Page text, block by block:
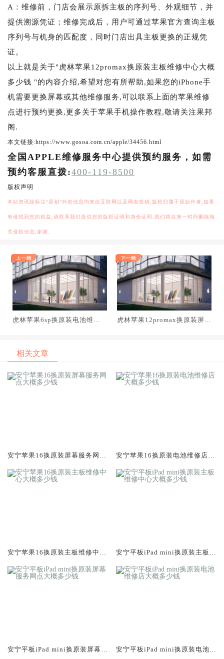
A：维修前，门店会展示原拆主板的序列号、外观细节，并
提供溯源凭证；维修完成后，用户可通过苹果官方查询主板
序列号与机身的匹配度，同时门店出具主板更换的正规凭
证。
以上就是关于"虎林苹果12promax换原装主板维修中心大概
多少钱 "的内容介绍,希望对您有所帮助,如果您的iPhone手
机需要更换屏幕或其他维修服务,可以联系上面的苹果维修
点进行预约更换,更多关于苹果手机操作教程,敬请关注果邦
阁.
本文链接:https://www.gosoa.com.cn/apple/34456.html
全国APPLE维修服务中心提供预约服务，如需
预约客服直拨:400-119-8500
版权声明
本站资讯除标注“原创”外的信息均来自互联网以及网友投稿,版权归属于原始作者,如果
有侵犯到您的权益,请联系我们提供您的版权证明和身份证明,我们将在第一时间删除相
关侵权信息,谢谢.
虎林苹果6sp换原装电池维修
虎林苹果12promax换原装屏幕
相关文章
安宁苹果16换原装屏幕服务网点
安宁苹果16换原装电池维修店大
安宁苹果16换原装主板维修中心
安宁平板iPad mini换原装主板维
安宁平板iPad mini换原装屏幕服
安宁平板iPad mini换原装电池维